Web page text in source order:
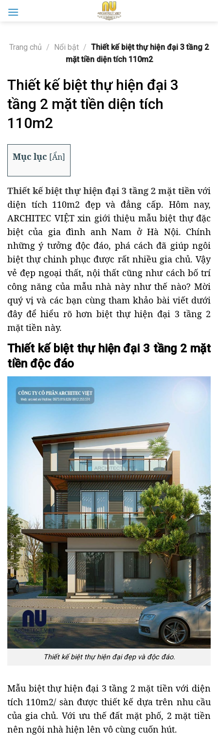
Trang chủ / Nổi bật / Thiết kế biệt thự hiện đại 3 tầng 2
mặt tiền diện tích 110m2
Thiết kế biệt thự hiện đại 3
tầng 2 mặt tiền diện tích
110m2
Mục lục [Ẩn]
Thiết kế biệt thự hiện đại 3 tầng 2 mặt tiền với
diện tích 110m2 đẹp và đẳng cấp. Hôm nay,
ARCHITEC VIỆT xin giới thiệu mẫu biệt thự đặc
biệt của gia đình anh Nam ở Hà Nội. Chính
những ý tưởng độc đáo, phá cách đã giúp ngôi
biệt thự chinh phục được rất nhiều gia chủ. Vậy
vẻ đẹp ngoại thất, nội thất cũng như cách bố trí
công năng của mẫu nhà này như thế nào? Mời
quý vị và các bạn cùng tham khảo bài viết dưới
đây để hiểu rõ hơn biệt thự hiện đại 3 tầng 2
mặt tiền này.
Thiết kế biệt thự hiện đại 3 tầng 2 mặt
tiền độc đáo
Thiết kế biệt thự hiện đại đẹp và độc đáo.
Mẫu biệt thự hiện đại 3 tầng 2 mặt tiền với diện
tích 110m2/ sàn được thiết kế dựa trên nhu cầu
của gia chủ. Với ưu thế đất mặt phố, 2 mặt tiền
nên ngôi nhà hiện lên vô cùng cuốn hút.